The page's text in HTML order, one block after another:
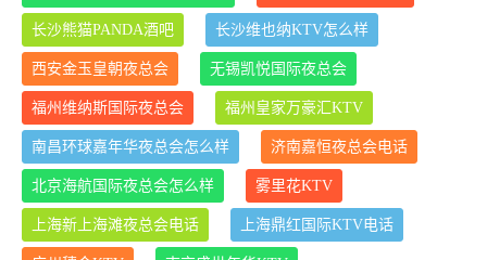
长沙熊猫PANDA酒吧 长沙维也纳KTV怎么样
西安金玉皇朝夜总会 无锡凯悦国际夜总会
福州维纳斯国际夜总会 福州皇家万豪汇KTV
南昌环球嘉年华夜总会怎么样 济南嘉恒夜总会电话
北京海航国际夜总会怎么样 雾里花KTV
上海新上海滩夜总会电话 上海鼎红国际KTV电话